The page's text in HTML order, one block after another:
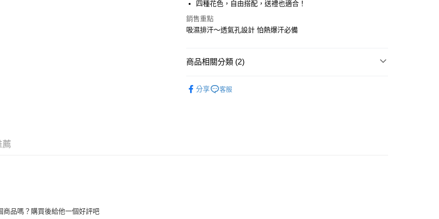
運送方式
全家取貨付款
付款後全家取貨
7-11取貨付款
四種花色，自由搭配，送禮也適合！
銷售重點
吸濕排汗～透氣孔設計 怕熱爆汗必備
商品相關分類 (2)
分享 客服
薦
商品嗎？購買後給他一個好評吧